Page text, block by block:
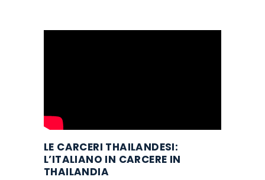
LE CARCERI THAILANDESI:
L’ITALIANO IN CARCERE IN
THAILANDIA